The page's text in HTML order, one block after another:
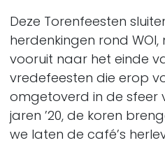
Deze Torenfeesten
herdenkingen rond
vooruit naar het einde
vredefeesten die erop
omgetoverd in de sfeer
jaren ’20, de koren
we laten de café’s